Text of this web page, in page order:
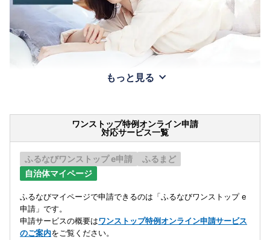
もっと見る
ワンストップ特例オンライン申請
対応サービス一覧
ふるなびワンストップ e申請
ふるまど
自治体マイページ
ふるなびマイページで申請できるのは「ふるなびワンストップ e
申請」です。
申請サービスの概要はワンストップ特例オンライン申請サービス
のご案内をご覧ください。